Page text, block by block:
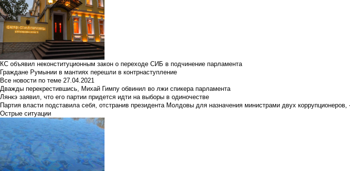
КС объявил неконституционным закон о переходе СИБ в подчинение парламента
Граждане Румынии в мантиях перешли в контрнаступление
Все новости по теме 27.04.2021
Дважды перекрестившись, Михай Гимпу обвинил во лжи спикера парламента
Лянкэ заявил, что его партии придется идти на выборы в одиночестве
Партия власти подставила себя, отстранив президента Молдовы для назначения министрами двух коррупционеров,
Острые ситуации